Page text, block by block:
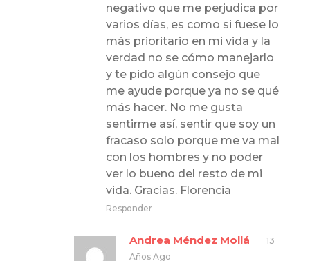
negativo que me perjudica por
varios días, es como si fuese lo
más prioritario en mi vida y la
verdad no se cómo manejarlo
y te pido algún consejo que
me ayude porque ya no se qué
más hacer. No me gusta
sentirme así, sentir que soy un
fracaso solo porque me va mal
con los hombres y no poder
ver lo bueno del resto de mi
vida. Gracias. Florencia
Responder
Andrea Méndez Mollá
13
Años Ago